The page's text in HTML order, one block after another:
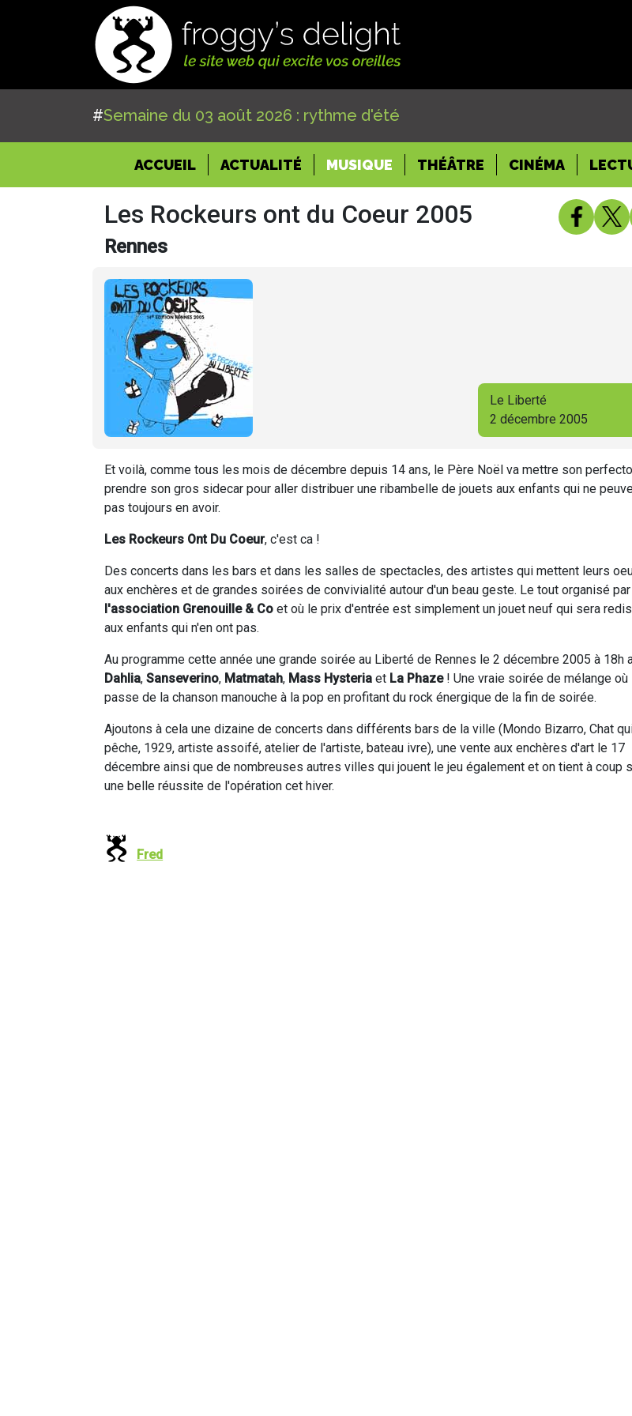
#Semaine du 03 août 2026 : rythme d'été
ACCUEIL(CURRENT)
ACTUALITÉ MUSIQUE THÉÂTRE CINÉMA
Les Rockeurs ont du Coeur 2005
Rennes
Le Liberté
2 décembre 2005
Et voilà, comme tous les mois de décembre depuis 14 ans, le Père Noël va mettre son
prendre son gros sidecar pour aller distribuer une ribambelle de jouets aux enfants qui ne
pas toujours en avoir.
Les Rockeurs Ont Du Coeur, c'est ca !
Des concerts dans les bars et dans les salles de spectacles, des artistes qui mettent leurs
aux enchères et de grandes soirées de convivialité autour d'un beau geste. Le tout organisé par
l'association Grenouille & Co et où le prix d'entrée est simplement un jouet neuf qui sera
aux enfants qui n'en ont pas.
Au programme cette année une grande soirée au Liberté de Rennes le 2 décembre 2005 à 18h
Dahlia, Sanseverino, Matmatah, Mass Hysteria et La Phaze! Une vraie soirée de mélange où
passe de la chanson manouche à la pop en profitant du rock énergique de la fin de soirée.
Ajoutons à cela une dizaine de concerts dans différents bars de la ville (Mondo Bizarro, Chat
pêche, 1929, artiste assoifé, atelier de l'artiste, bateau ivre), une vente aux enchères d'art le 17
décembre ainsi que de nombreuses autres villes qui jouent le jeu également et on tient à coup
une belle réussite de l'opération cet hiver.
Fred